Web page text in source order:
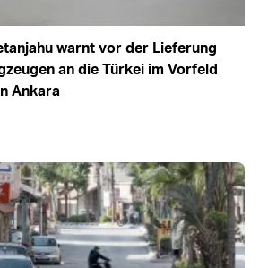
warnt vor der Lieferung
an die Türkei im Vorfeld
Ankara